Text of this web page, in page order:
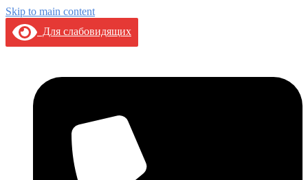
Skip to main content
Для слабовидящих